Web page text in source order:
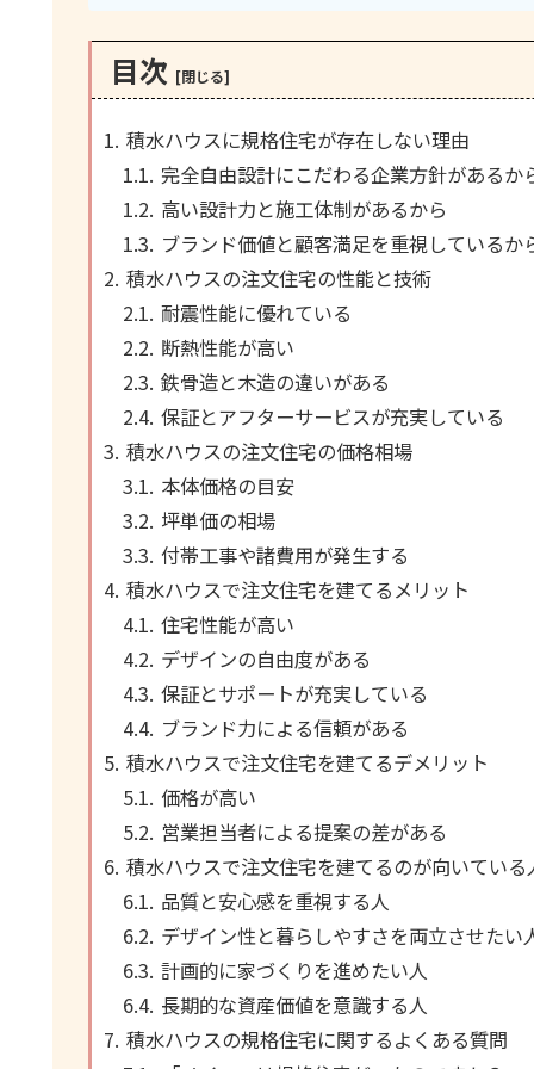
目次
積水ハウスに規格住宅が存在しない理由
完全自由設計にこだわる企業方針があるか
高い設計力と施工体制があるから
ブランド価値と顧客満足を重視しているか
積水ハウスの注文住宅の性能と技術
耐震性能に優れている
断熱性能が高い
鉄骨造と木造の違いがある
保証とアフターサービスが充実している
積水ハウスの注文住宅の価格相場
本体価格の目安
坪単価の相場
付帯工事や諸費用が発生する
積水ハウスで注文住宅を建てるメリット
住宅性能が高い
デザインの自由度がある
保証とサポートが充実している
ブランド力による信頼がある
積水ハウスで注文住宅を建てるデメリット
価格が高い
営業担当者による提案の差がある
積水ハウスで注文住宅を建てるのが向いている
品質と安心感を重視する人
デザイン性と暮らしやすさを両立させたい
計画的に家づくりを進めたい人
長期的な資産価値を意識する人
積水ハウスの規格住宅に関するよくある質問